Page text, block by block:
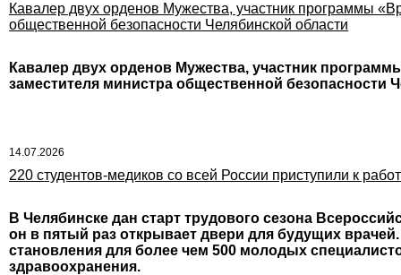
Кавалер двух орденов Мужества, участник программы
общественной безопасности Челябинской области
Кавалер двух орденов Мужества, участник
заместителя министра общественной безопасности
14.07.2026
220 студентов‑медиков со всей России приступили к
В Челябинске дан старт трудового сезона
он в пятый раз открывает двери для будущих
становления для более чем 500 молодых
здравоохранения.